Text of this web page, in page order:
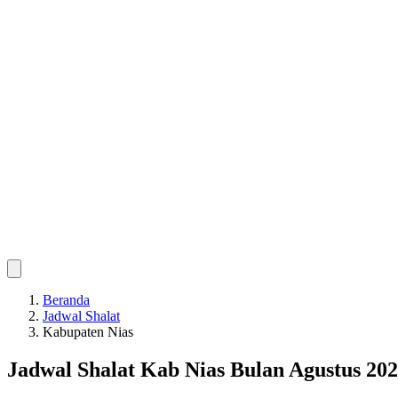
Beranda
Jadwal Shalat
Kabupaten Nias
Jadwal Shalat Kab Nias Bulan Agustus